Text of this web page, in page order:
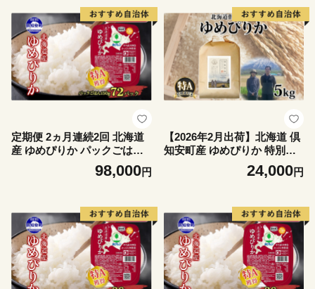
無料 北海道 倶知安町
料 北海道 倶知安町
定期便 2ヵ月連続2回 北海道
産 ゆめぴりか パックごはん
150g 72パック 米 白米 もっ
ちり ご飯 パック お取り寄せ
送料無料 北海道 倶知安町 お
米 加工食品 惣菜
98,000円
【2026年2月出荷】北海道 倶
知安町産 ゆめぴりか 特別栽
培米 精米 5kg 米 特A 白米 お
米 道産米 ブランド米 契約農
フト 贈り物 備蓄 保存 おまと
め買い ショクレン
24,000円